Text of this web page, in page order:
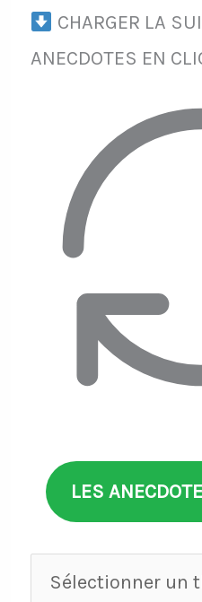
CHARGER LA
ANECDOTES EN
LES
Anecdotes